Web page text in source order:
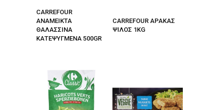
CARREFOUR
ΑΝΑΜΕΙΚΤΑ
ΘΑΛΑΣΣΙΝΑ
ΚΑΤΕΨΥΓΜΕΝΑ 500GR
CARREFOUR ΑΡΑΚΑΣ
ΨΙΛΟΣ 1KG